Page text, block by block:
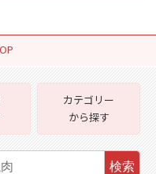
カテゴリー
から探す
検索